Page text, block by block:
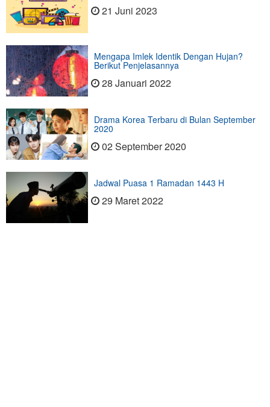
21 Juni 2023
Mengapa Imlek Identik Dengan Hujan?
Berikut Penjelasannya
28 Januari 2022
Drama Korea Terbaru di Bulan September
2020
02 September 2020
Jadwal Puasa 1 Ramadan 1443 H
29 Maret 2022